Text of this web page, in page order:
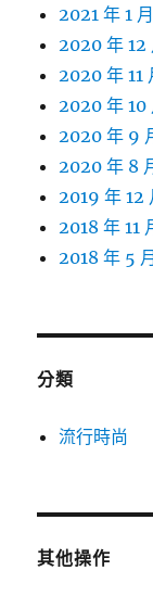
2021 年 1 月
2020 年 12
2020 年 11
2020 年 10
2020 年 9
2020 年 8
2019 年 12
2018 年 11
2018 年 5 月
分類
流行時尚
其他操作